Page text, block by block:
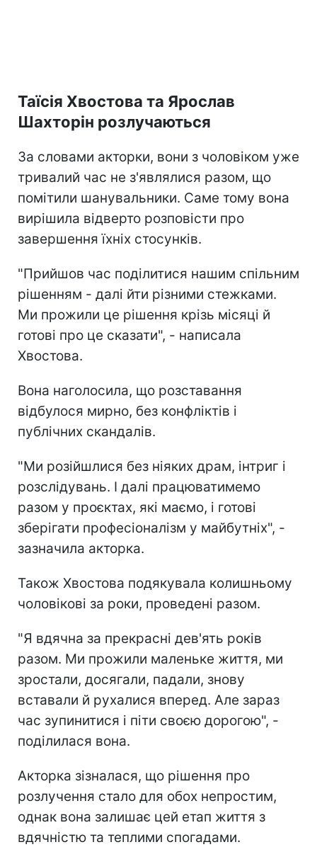
Таїсія Хвостова та Ярослав
Шахторін розлучаються
За словами акторки, вони з чоловіком уже
тривалий час не з'являлися разом, що
помітили шанувальники. Саме тому вона
вирішила відверто розповісти про
завершення їхніх стосунків.
"Прийшов час поділитися нашим спільним
рішенням - далі йти різними стежками.
Ми прожили це рішення крізь місяці й
готові про це сказати", - написала
Хвостова.
Вона наголосила, що розставання
відбулося мирно, без конфліктів і
публічних скандалів.
"Ми розійшлися без ніяких драм, інтриг і
розслідувань. І далі працюватимемо
разом у проєктах, які маємо, і готові
зберігати професіоналізм у майбутніх", -
зазначила акторка.
Також Хвостова подякувала колишньому
чоловікові за роки, проведені разом.
"Я вдячна за прекрасні дев'ять років
разом. Ми прожили маленьке життя, ми
зростали, досягали, падали, знову
вставали й рухалися вперед. Але зараз
час зупинитися і піти своєю дорогою", -
поділилася вона.
Акторка зізналася, що рішення про
розлучення стало для обох непростим,
однак вона залишає цей етап життя з
вдячністю та теплими спогадами.